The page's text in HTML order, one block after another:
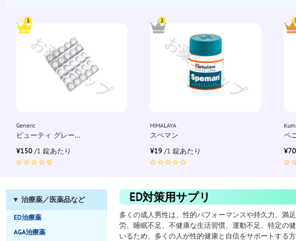
お薬ショップ
1
Generic
ビューティ グレー...
¥150 /1 錠あたり
お薬ショップ
2
HIMALAYA
スペマン
¥19 /1 錠あたり
ペ
¥70
▼ 治療薬／医薬品など
ED治療薬
AGA治療薬
ED対策用サプリ
多くの成人男性は、性的パフォーマンスや持久力、満
労、睡眠不足、不健康な生活習慣、運動不足、特定の
いるため、多くの人が性的健康と自信をサポートする方